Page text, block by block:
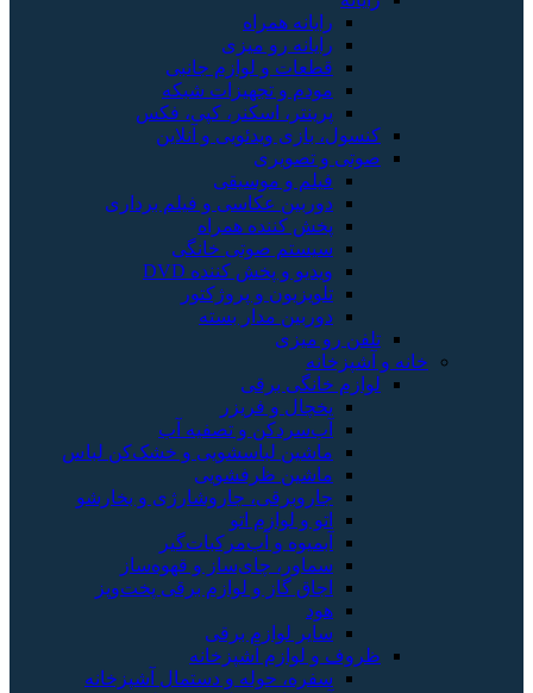
رایانه همراه
رایانه رو میزی
قطعات و لوازم جانبی
مودم و تجهیزات شبکه
پرینتر، اسکنر، کپی، فکس
کنسول، بازی‌ ویدئویی و آنلاین
صوتی و تصویری
فیلم و موسیقی
دوربین عکاسی و فیلم برداری
پخش کننده همراه
سیستم صوتی خانگی
ویدیو و پخش کننده DVD
تلویزیون و پروژکتور
دوربین مدار بسته
تلفن رو میزی
خانه و آشپزخانه
لوازم خانگی برقی
یخچال و فریزر
آب‌سردکن و تصفیه آب
ماشین لباسشویی و خشک‌کن لباس
ماشین ظرفشویی
جاروبرقی، جاروشارژی و بخارشو
اتو و لوازم اتو
آبمیوه و آب‌مرکبات‌گیر
سماور، چای‌ساز و قهوه‌ساز
اجاق گاز و لوازم برقی پخت‌وپز
هود
سایر لوازم برقی
ظروف و لوازم آشپزخانه
سفره، حوله و دستمال آشپزخانه